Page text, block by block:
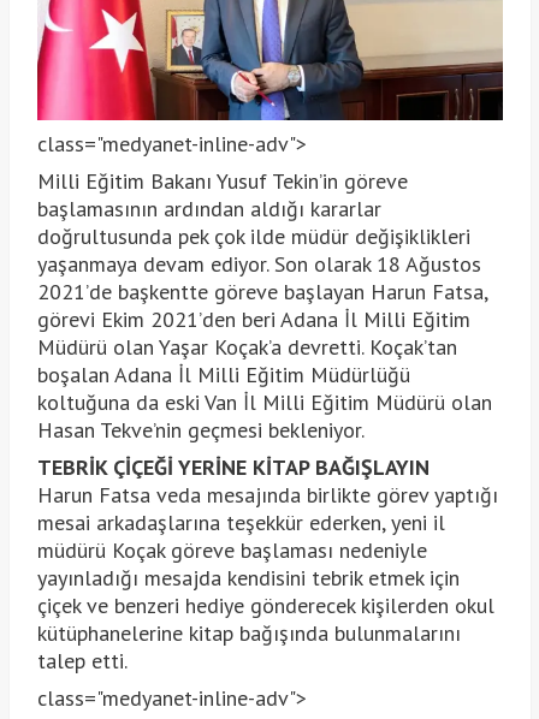
class="medyanet-inline-adv">
Milli Eğitim Bakanı Yusuf Tekin’in göreve
başlamasının ardından aldığı kararlar
doğrultusunda pek çok ilde müdür değişiklikleri
yaşanmaya devam ediyor. Son olarak 18 Ağustos
2021’de başkentte göreve başlayan Harun Fatsa,
görevi Ekim 2021’den beri Adana İl Milli Eğitim
Müdürü olan Yaşar Koçak’a devretti. Koçak’tan
boşalan Adana İl Milli Eğitim Müdürlüğü
koltuğuna da eski Van İl Milli Eğitim Müdürü olan
Hasan Tekve’nin geçmesi bekleniyor.
TEBRİK ÇİÇEĞİ YERİNE KİTAP BAĞIŞLAYIN
Harun Fatsa veda mesajında birlikte görev yaptığı
mesai arkadaşlarına teşekkür ederken, yeni il
müdürü Koçak göreve başlaması nedeniyle
yayınladığı mesajda kendisini tebrik etmek için
çiçek ve benzeri hediye gönderecek kişilerden okul
kütüphanelerine kitap bağışında bulunmalarını
talep etti.
class="medyanet-inline-adv">